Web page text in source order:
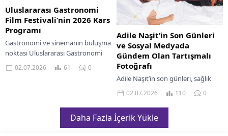
Uluslararası Gastronomi
Film Festivali’nin 2026 Kars
Programı
Gastronomi ve sinemanın buluşma
noktası Uluslararası Gastronomi
Film Festivali (UGFF), 10-12
Temmuz tarihleri arasında Kars’ta
02.07.2026 61 0
Adile Naşit’in Son Günleri
ve Sosyal Medyada
Gündem Olan Tartışmalı
Fotoğrafı
Adile Naşit’in son günleri, sağlık
durumu ve sosyal medyada
tartışma yaratan fotoğraf üzerine
merak edilenleri inceliyoruz.
02.07.2026 110 0
Daha Fazla İçerik Yükle